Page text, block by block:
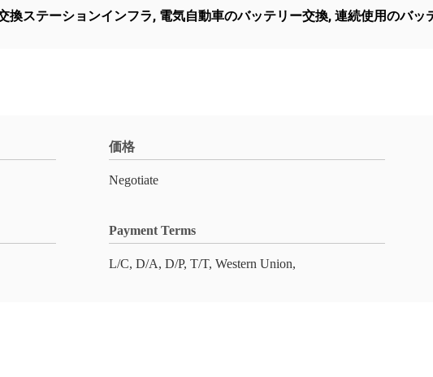
換ステーションインフラ, 電気自動車のバッテリー交換, 連続使用のバッ
価格
Negotiate
Payment Terms
L/C, D/A, D/P, T/T, Western Union,